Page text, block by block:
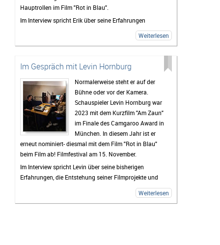
und viele weitere spannende und kontroverse Themen.
Hauptrollen im Film "Rot in Blau".
Im Interview spricht Erik über seine Erfahrungen
während der Dreharbeiten und gibt spannende
Einblicke hinter die Kulissen des Projekts. Gemeinsam
Filmprojekten, an denen sie derzeit arbeiten.
Weiterlesen
Im Gespräch mit Levin Hornburg
Normalerweise steht er auf der
Bühne oder vor der Kamera.
Schauspieler Levin Hornburg war
2023 mit dem Kurzfilm "Am Zaun"
im Finale des Camgaroo Award in
München. In diesem Jahr ist er
erneut nominiert- diesmal mit dem Film "Rot in Blau"
beim Film ab! Filmfestival am 15. November.
Im Interview spricht Levin über seine bisherigen
Erfahrungen, die Entstehung seiner Filmprojekte und
Weiterlesen